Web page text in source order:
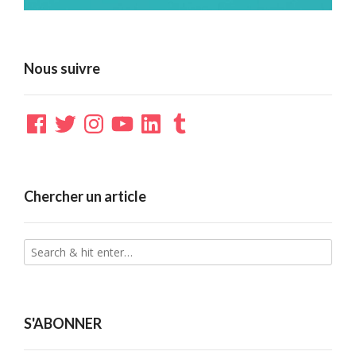
Nous suivre
Facebook
TwitterInstagramYouTubeLinkedInTumblr
Chercher un article
S'ABONNER